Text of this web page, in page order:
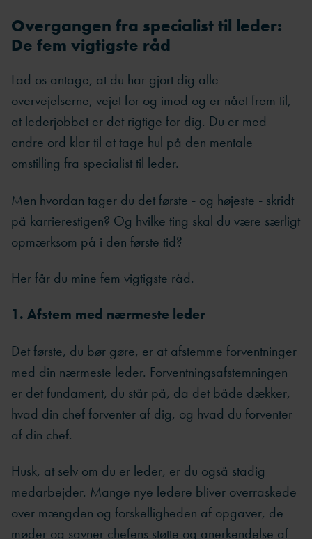
Overgangen fra specialist til leder:
De fem vigtigste råd
Lad os antage, at du har gjort dig alle
overvejelserne, vejet for og imod og er nået frem til,
at lederjobbet er det rigtige for dig. Du er med
andre ord klar til at tage hul på den mentale
omstilling fra specialist til leder.
Men hvordan tager du det første - og højeste - skridt
på karrierestigen? Og hvilke ting skal du være særligt
opmærksom på i den første tid?
Her får du mine fem vigtigste råd.
1. Afstem med nærmeste leder
Det første, du bør gøre, er at afstemme forventninger
med din nærmeste leder. Forventningsafstemningen
er det fundament, du står på, da det både dækker,
hvad din chef forventer af dig, og hvad du forventer
af din chef.
Husk, at selv om du er leder, er du også stadig
medarbejder. Mange nye ledere bliver overraskede
over mængden og forskelligheden af opgaver, de
møder og savner chefens støtte og anerkendelse af